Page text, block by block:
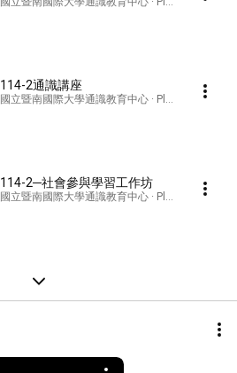
114-2通識講座
國立暨南國際大學通識教育中心 · Playlist
114-2─社會參與學習工作坊
國立暨南國際大學通識教育中心 · Playlist